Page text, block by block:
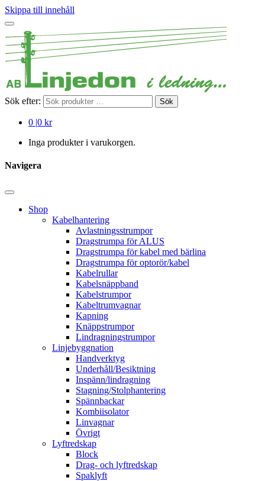
Skippa till innehåll
Sök efter: Sök
0 |0 kr
Inga produkter i varukorgen.
Navigera
Shop
Kabelhantering
Avlastningsstrumpor
Dragstrumpa för ALUS
Dragstrumpa för kabel med bärlina
Dragstrumpa för optorör/kabel
Kabelrullar
Kabelsnäppband
Kabelstrumpor
Kabeltrumvagnar
Kapning
Knäppstrumpor
Lindragningstrumpor
Linjebyggnation
Handverktyg
Underhåll/Besiktning
Inspänn/lindragning
Stagning/Stolphantering
Spännbackar
Kombiisolator
Linvagnar
Övrigt
Lyftredskap
Block
Drag- och lyftredskap
Spaklyft